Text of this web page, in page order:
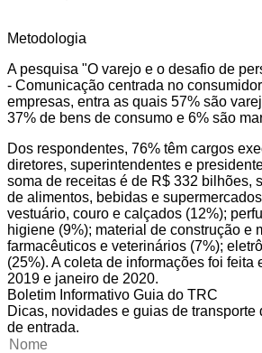
Metodologia
A pesquisa "O varejo e o desafio de
- Comunicação centrada no
empresas, entra as quais 57% são
37% de bens de consumo e 6% são
Dos respondentes, 76% têm cargos
diretores, superintendentes e
soma de receitas é de R$ 332 bilhões,
de alimentos, bebidas e
vestuário, couro e calçados (12%);
higiene (9%); material de construção e
farmacêuticos e veterinários (7%);
(25%). A coleta de informações foi feita
2019 e janeiro de 2020.
Boletim Informativo Guia do TRC
Dicas, novidades e guias de transporte
de entrada.